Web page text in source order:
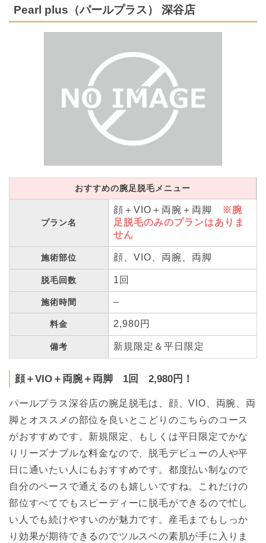
Pearl plus（パールプラス） 深谷店
おすすめの腕足脱毛メニュー
プラン名
顔＋VIO＋両腕＋両脚
※腕
足脱毛のみのプランはありま
せん
施術部位 顔、VIO、両腕、両脚
脱毛回数 1回
施術時間 –
料金 2,980円
備考 新規限定＆平日限定
顔＋VIO＋両腕＋両脚 1回 2,980円！
パールプラス深谷店の腕足脱毛は、顔、VIO、両腕、両
脚とオススメの部位を良いとこどりのこちらのコース
がおすすめです。新規限定、もしくは平日限定でかな
りリーズナブルな料金なので、脱毛デビューの人や平
日に通いたい人にもおすすめです。都度払い制なので
自分のペースで通えるのも嬉しいですね。これだけの
部位すべてでもスピーディーに脱毛ができるので忙し
い人でも続けやすいのが魅力です。産毛までもしっか
り効果が期待できるのでツルスベの素肌が手に入りま